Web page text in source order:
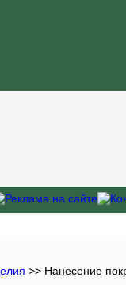
>> Нанесение